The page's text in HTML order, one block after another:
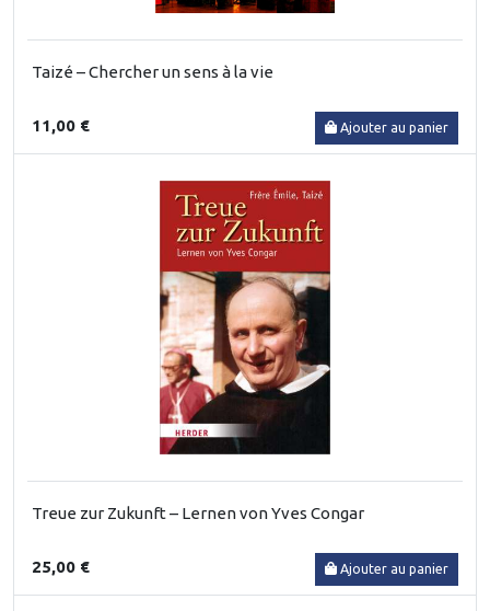
Taizé – Chercher un sens à la vie
11,00 € Ajouter au panier
Treue zur Zukunft – Lernen von Yves Congar
25,00 € Ajouter au panier